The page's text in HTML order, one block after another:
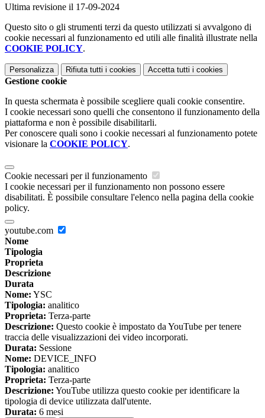
Ultima revisione il 17-09-2024
Questo sito o gli strumenti terzi da questo utilizzati si avvalgono di
cookie necessari al funzionamento ed utili alle finalità illustrate nella
COOKIE POLICY.
Personalizza Rifiuta tutti i cookies Accetta tutti i cookies
Gestione cookie
In questa schermata è possibile scegliere quali cookie consentire.
I cookie necessari sono quelli che consentono il funzionamento della
piattaforma e non è possibile disabilitarli.
Per conoscere quali sono i cookie necessari al funzionamento potete
visionare la COOKIE POLICY.
Cookie necessari per il funzionamento
I cookie necessari per il funzionamento non possono essere
disabilitati. È possibile consultare l'elenco nella pagina della cookie
policy.
youtube.com
Nome
Tipologia
Proprieta
Descrizione
Durata
Nome: YSC
Tipologia: analitico
Proprieta: Terza-parte
Descrizione: Questo cookie è impostato da YouTube per tenere
traccia delle visualizzazioni dei video incorporati.
Durata: Sessione
Nome: DEVICE_INFO
Tipologia: analitico
Proprieta: Terza-parte
Descrizione: YouTube utilizza questo cookie per identificare la
tipologia di device utilizzata dall'utente.
Durata: 6 mesi